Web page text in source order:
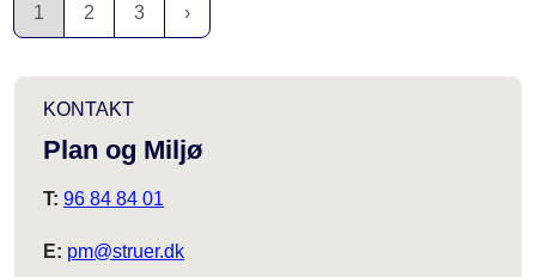
1 2 3
KONTAKT
Plan og Miljø
T: 96 84 84 01
E: pm@struer.dk